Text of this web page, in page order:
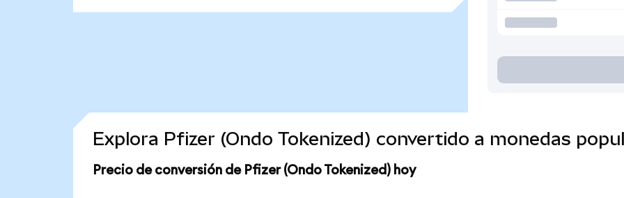
Explora Pfizer (Ondo Tokenized) convertido a monedas
Precio de conversión de Pfizer (Ondo Tokenized) hoy